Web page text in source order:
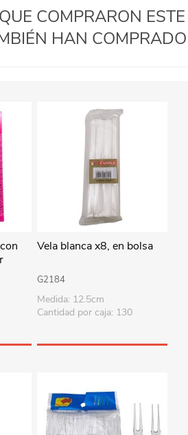
COMPRARON ESTE
HAN COMPRADO
Vela blanca x8, en bolsa
G2184
Medida: 12.5cm
Cantidad por caja: 130